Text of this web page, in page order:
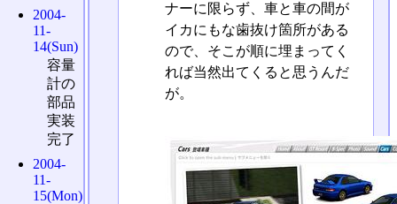
ナーに限らず、車と車の間が
イカにもな歯抜け箇所がある
ので、そこが順に埋まってく
れば当然出てくると思うんだ
が。
2004-
11-
14(Sun)
容量
計の
部品
実装
完了
2004-
11-
15(Mon)